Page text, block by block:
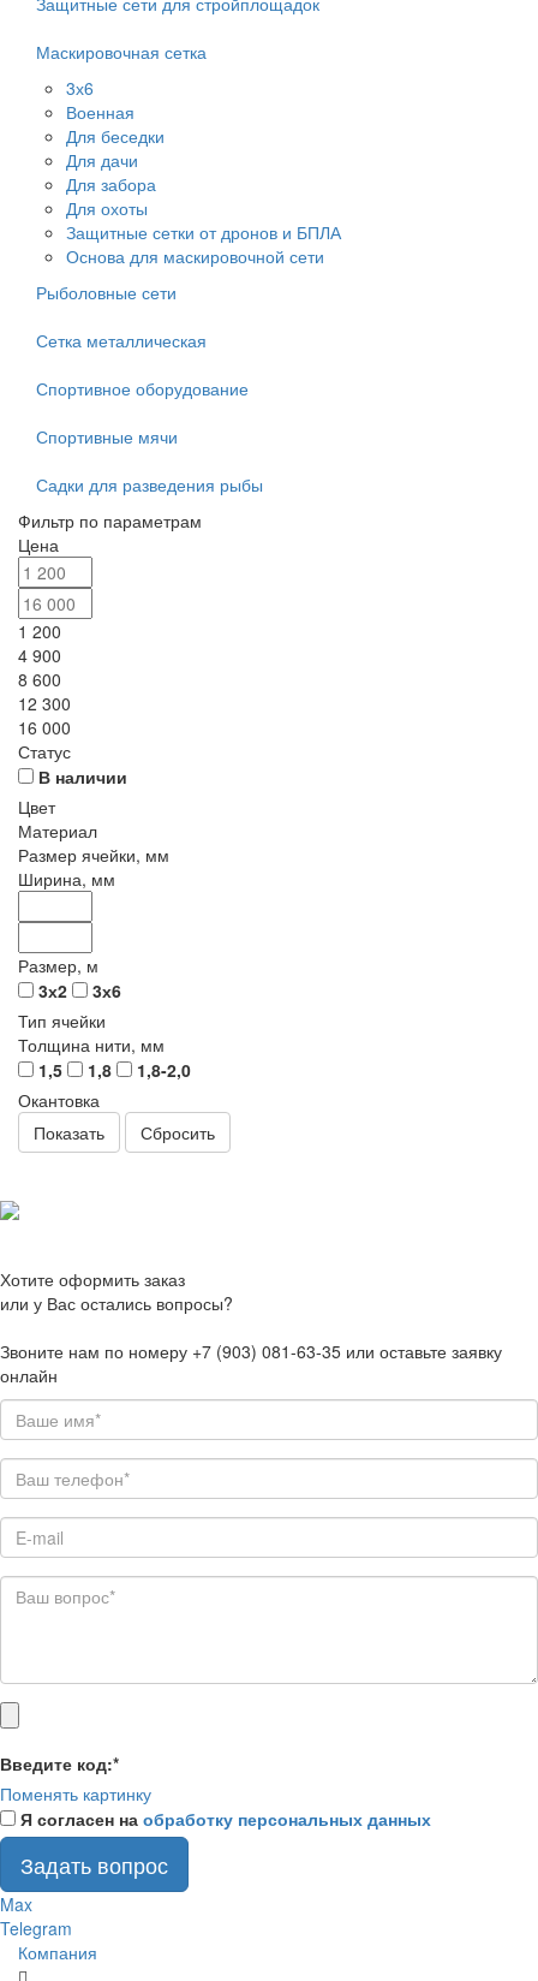
Маскировочная сетка
3х6
Военная
Для беседки
Для дачи
Для забора
Для охоты
Защитные сетки от дронов и БПЛА
Основа для маскировочной сети
Рыболовные сети
Сетка металлическая
Спортивное оборудование
Спортивные мячи
Садки для разведения рыбы
Фильтр по параметрам
Цена
1 200
4 900
8 600
12 300
16 000
Статус
В наличии
Цвет
Материал
Размер ячейки, мм
Ширина, мм
Размер, м
3х2
3х6
Тип ячейки
Толщина нити, мм
1,5
1,8
1,8-2,0
Окантовка
Сбросить
Хотите оформить заказ
или у Вас остались вопросы?
Звоните нам по номеру +7 (903) 081-63-35 или оставьте заявку
онлайн
Введите код:*
Поменять картинку
Я согласен на обработку персональных данных
Задать вопрос
Max
Telegram
Компания